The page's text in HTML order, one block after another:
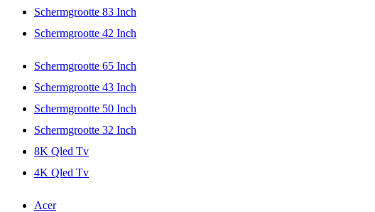
Schermgrootte 83 Inch
Schermgrootte 42 Inch
Schermgrootte 65 Inch
Schermgrootte 43 Inch
Schermgrootte 50 Inch
Schermgrootte 32 Inch
8K Qled Tv
4K Qled Tv
Acer